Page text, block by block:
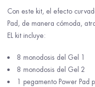
Con este kit, el efecto
Pad, de manera cómoda,
EL kit incluye:
8 monodosis del Gel 1
8 monodosis del Gel 2
1 pegamento Power Pad